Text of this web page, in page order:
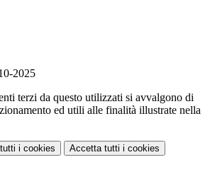
2025
terzi da questo utilizzati si avvalgono di
ed utili alle finalità illustrate nella
i cookies Accetta tutti i cookies